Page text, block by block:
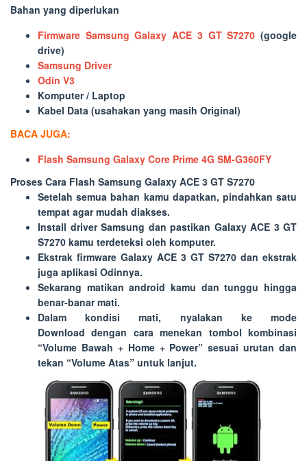
Bahan yang diperlukan
Firmware Samsung Galaxy ACE 3 GT S7270 (google
drive)
Samsung Driver
Odin V3
Komputer / Laptop
Kabel Data (usahakan yang masih Original)
BACA JUGA:
Flash Samsung Galaxy Core Prime 4G SM-G360FY
Proses Cara Flash Samsung Galaxy ACE 3 GT S7270
Setelah semua bahan kamu dapatkan, pindahkan satu
tempat agar mudah diakses.
Install driver Samsung dan pastikan Galaxy ACE 3 GT
S7270 kamu terdeteksi oleh komputer.
Ekstrak firmware Galaxy ACE 3 GT S7270 dan ekstrak
juga aplikasi Odinnya.
Sekarang matikan android kamu dan tunggu hingga
benar-banar mati.
Dalam kondisi mati, nyalakan ke mode
Download dengan cara menekan tombol kombinasi
“Volume Bawah + Home + Power” sesuai urutan dan
tekan “Volume Atas” untuk lanjut.